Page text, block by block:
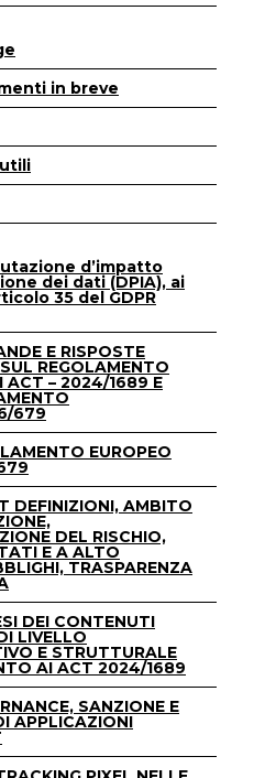
in breve
d’impatto
dei dati (DPIA), ai
35 del GDPR
E RISPOSTE
REGOLAMENTO
ACT – 2024/1689 E
679
EUROPEO
DEFINIZIONI, AMBITO
DEL RISCHIO,
E A ALTO
TRASPARENZA
DEI CONTENUTI
LIVELLO
E STRUTTURALE
AI ACT 2024/1689
SANZIONE E
APPLICAZIONI